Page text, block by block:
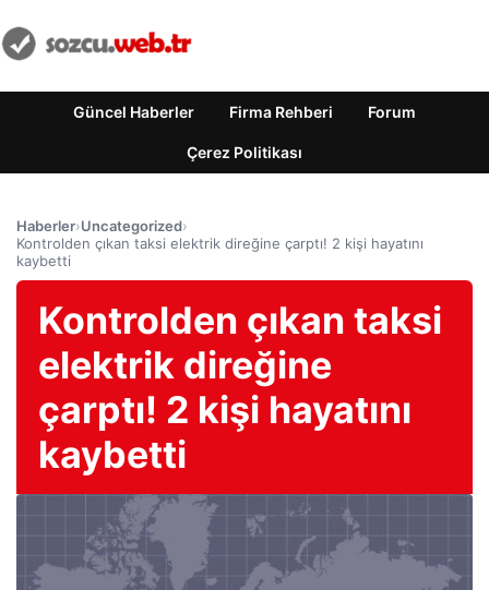
Güncel Haberler Firma Rehberi Forum
Çerez Politikası
Haberler›Uncategorized›
Kontrolden çıkan taksi elektrik direğine çarptı! 2 kişi hayatını
kaybetti
Kontrolden çıkan taksi
elektrik direğine
çarptı! 2 kişi hayatını
kaybetti